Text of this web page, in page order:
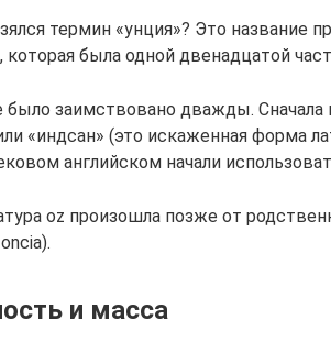
термин «унция»? Это название
была одной двенадцатой
было заимствовано дважды.
«индсан» (это искаженная форма
английском начали
oz произошла позже от
и масса